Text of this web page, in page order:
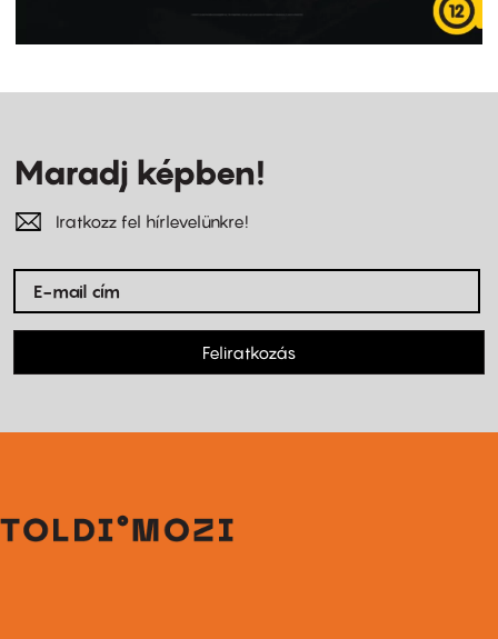
Maradj képben!
Iratkozz fel hírlevelünkre!
Feliratkozás